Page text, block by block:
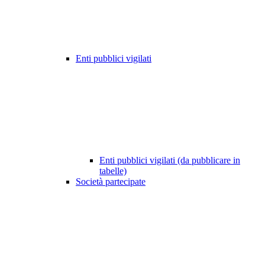
Enti pubblici vigilati
Enti pubblici vigilati (da pubblicare in
tabelle)
Società partecipate